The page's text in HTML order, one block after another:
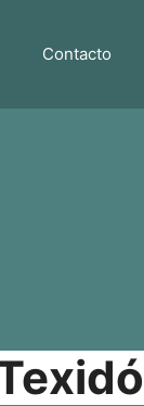
Contacto